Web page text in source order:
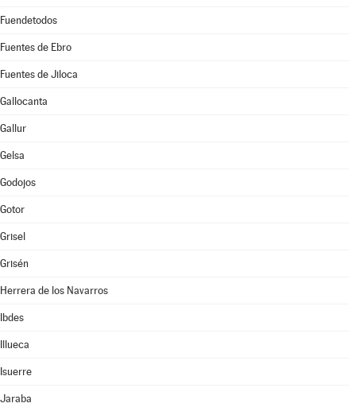
Fuendetodos
Fuentes de Ebro
Fuentes de Jiloca
Gallocanta
Gallur
Gelsa
Godojos
Gotor
Grisel
Grisén
Herrera de los Navarros
Ibdes
Illueca
Isuerre
Jaraba